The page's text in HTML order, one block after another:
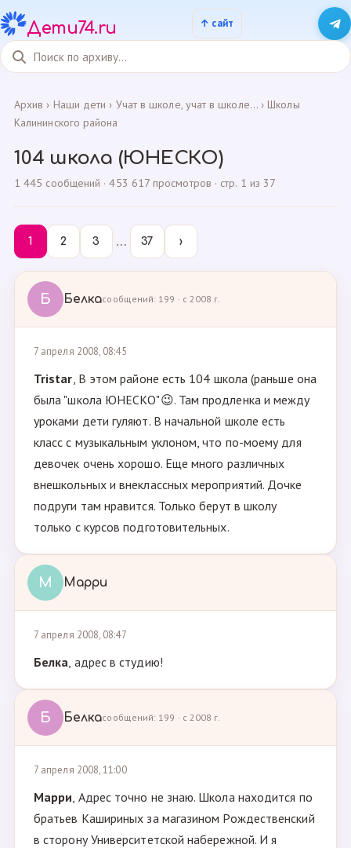
Дети74.ru
Архив › Наши дети › Учат в школе, учат в школе...› Школы
Калининского района
104 школа (ЮНЕСКО)
1 445 сообщений · 453 617 просмотров · стр. 1 из 37
1 2 3 … 37 ›
Б Белкасообщений: 199 · с 2008 г.
7 апреля 2008, 08:45
Tristar, В этом районе есть 104 школа (раньше она
была "школа ЮНЕСКО"😉. Там продленка и между
уроками дети гуляют. В начальной школе есть
класс с музыкальным уклоном, что по-моему для
девочек очень хорошо. Еще много различных
внешкольных и внеклассных мероприятий. Дочке
подруги там нравится. Только берут в школу
только с курсов подготовительных.
М Марри
7 апреля 2008, 08:47
Белка, адрес в студию!
Б Белкасообщений: 199 · с 2008 г.
7 апреля 2008, 11:00
Марри, Адрес точно не знаю. Школа находится по
братьев Кашириных за магазином Рождественский
в сторону Университетской набережной. И я